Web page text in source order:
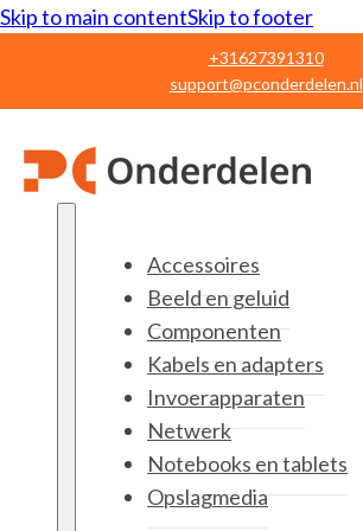
Skip to main contentSkip to footer
+31627391310
support@pconderdelen.nl
Accessoires
Beeld en geluid
Componenten
Kabels en adapters
Invoerapparaten
Netwerk
Notebooks en tablets
Opslagmedia